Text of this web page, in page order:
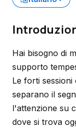
Hai bisogno di
supporto
Le forti
separano il
l'attenzione su
dove si trova